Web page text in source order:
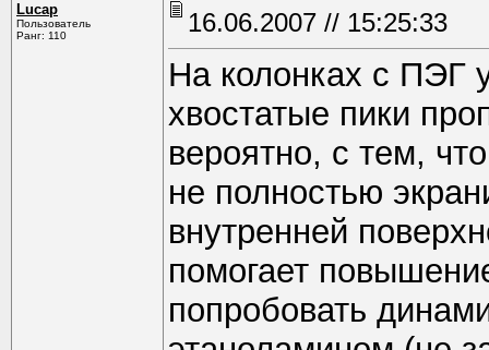
Lucap
Пользователь
Ранг: 110
16.06.2007 // 15:25:33
На колонках с ПЭГ
хвостатые пики
вероятно, с тем,
не полностью
внутренней
помогает
попробовать